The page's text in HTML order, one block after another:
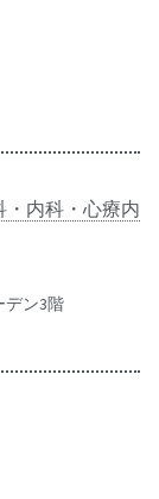
内科・心療内
デン3階